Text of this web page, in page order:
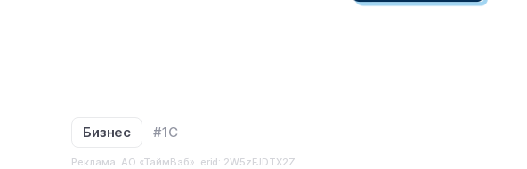
Бизнес #1С
Реклама. АО «ТаймВэб». erid: 2W5zFJDTX2Z